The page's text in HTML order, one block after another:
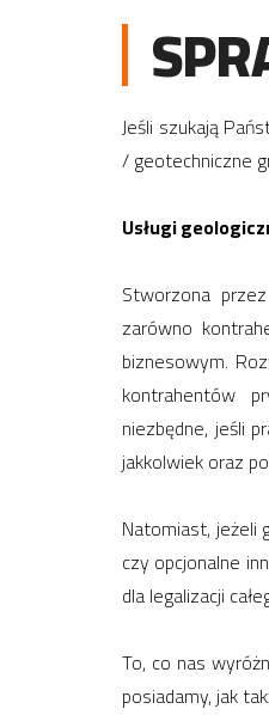
Jeśli szukają
/ geotechniczne
Usługi
Stworzona
zarówno
biznesowym.
kontrahentów
niezbędne, jeśli
jakkolwiek oraz
Natomiast, jeżeli
czy opcjonalne
dla legalizacji
To, co nas
posiadamy, jak